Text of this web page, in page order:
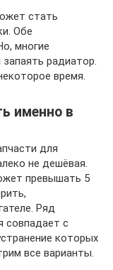
стать
Обе
многие
радиатор.
время.
именно в
для
не дешёвая.
превышать 5
Ряд
совпадает с
которых
все варианты.